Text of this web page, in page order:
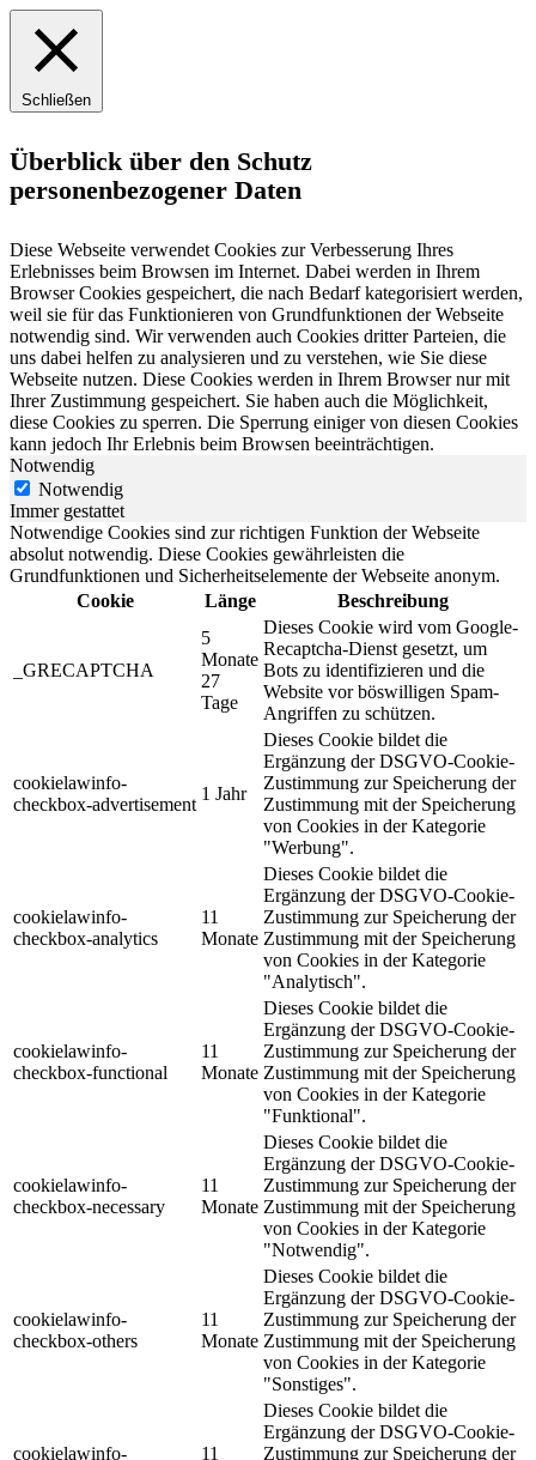
Schließen
Überblick über den Schutz
personenbezogener Daten
Diese Webseite verwendet Cookies zur Verbesserung Ihres
Erlebnisses beim Browsen im Internet. Dabei werden in Ihrem
Browser Cookies gespeichert, die nach Bedarf kategorisiert werden,
weil sie für das Funktionieren von Grundfunktionen der Webseite
notwendig sind. Wir verwenden auch Cookies dritter Parteien, die
uns dabei helfen zu analysieren und zu verstehen, wie Sie diese
Webseite nutzen. Diese Cookies werden in Ihrem Browser nur mit
Ihrer Zustimmung gespeichert. Sie haben auch die Möglichkeit,
diese Cookies zu sperren. Die Sperrung einiger von diesen Cookies
kann jedoch Ihr Erlebnis beim Browsen beeinträchtigen.
Notwendig
Notwendig
Immer gestattet
Notwendige Cookies sind zur richtigen Funktion der Webseite
absolut notwendig. Diese Cookies gewährleisten die
Grundfunktionen und Sicherheitselemente der Webseite anonym.
Cookie
Länge Beschreibung
_GRECAPTCHA
5
Monate
27
Tage
Dieses Cookie wird vom Google-
Recaptcha-Dienst gesetzt, um
Bots zu identifizieren und die
Website vor böswilligen Spam-
Angriffen zu schützen.
cookielawinfo-
checkbox-advertisement
1 Jahr
Dieses Cookie bildet die
Ergänzung der DSGVO-Cookie-
Zustimmung zur Speicherung der
Zustimmung mit der Speicherung
von Cookies in der Kategorie
"Werbung".
cookielawinfo-
checkbox-analytics
11
Monate
Dieses Cookie bildet die
Ergänzung der DSGVO-Cookie-
Zustimmung zur Speicherung der
Zustimmung mit der Speicherung
von Cookies in der Kategorie
"Analytisch".
cookielawinfo-
checkbox-functional
11
Monate
Dieses Cookie bildet die
Ergänzung der DSGVO-Cookie-
Zustimmung zur Speicherung der
Zustimmung mit der Speicherung
von Cookies in der Kategorie
"Funktional".
cookielawinfo-
checkbox-necessary
11
Monate
Dieses Cookie bildet die
Ergänzung der DSGVO-Cookie-
Zustimmung zur Speicherung der
Zustimmung mit der Speicherung
von Cookies in der Kategorie
"Notwendig".
cookielawinfo-
checkbox-others
11
Monate
Dieses Cookie bildet die
Ergänzung der DSGVO-Cookie-
Zustimmung zur Speicherung der
Zustimmung mit der Speicherung
von Cookies in der Kategorie
"Sonstiges".
cookielawinfo- 11
Dieses Cookie bildet die
Ergänzung der DSGVO-Cookie-
Zustimmung zur Speicherung der